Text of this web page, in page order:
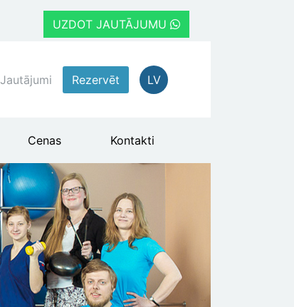
UZDOT JAUTĀJUMU
Jautājumi Rezervēt LV
Cenas Kontakti